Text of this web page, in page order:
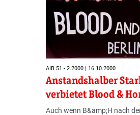
AIB 51 - 2.2000 | 16.10.2000
Anstandshalber
verbietet Blood &
Auch wenn B&amp;H nach